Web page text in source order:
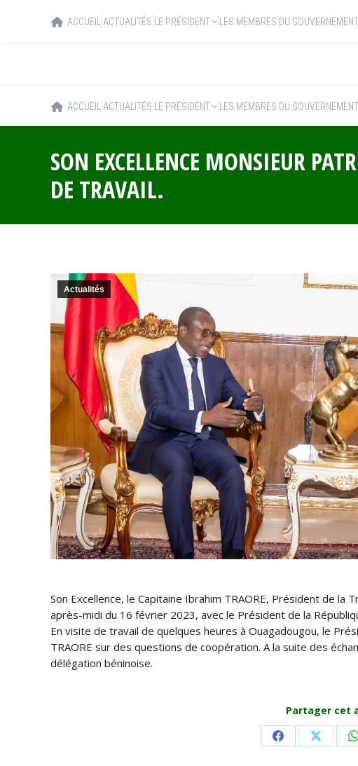
ACCUEIL ACTUALITÉS LE PRÉSIDENT LES MEMBRES DU GOUVERNEMENT
SON EXCELLENCE MONSIEUR
DE TRAVAIL.
Actualités
Son Excellence, le Capitaine Ibrahim TRAORE, Président de la
après-midi du 16 février 2023, avec le Président de la
En visite de travail de quelques heures à Ouagadougou, le
TRAORE sur des questions de coopération. A la suite des
délégation béninoise.
Partager cet
Share Share
ACCUEIL ACTUALITÉS LE PRÉSIDENT LES MEMBRES DU GOUVERNEMENT